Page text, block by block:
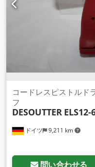
ドイツ 9,211 km
コードレスピストルド
フ
DESOUTTER ELS12-
問い合わせる